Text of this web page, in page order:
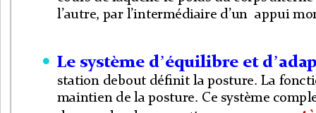
l’autre, par l’intermédiaire d’un  appui
 Le système d’équilibre et d’
station debout définit la posture. La
maintien de la posture. Ce système